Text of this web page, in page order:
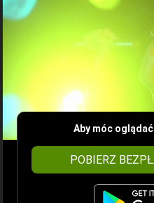
Aby móc
POBIERZ